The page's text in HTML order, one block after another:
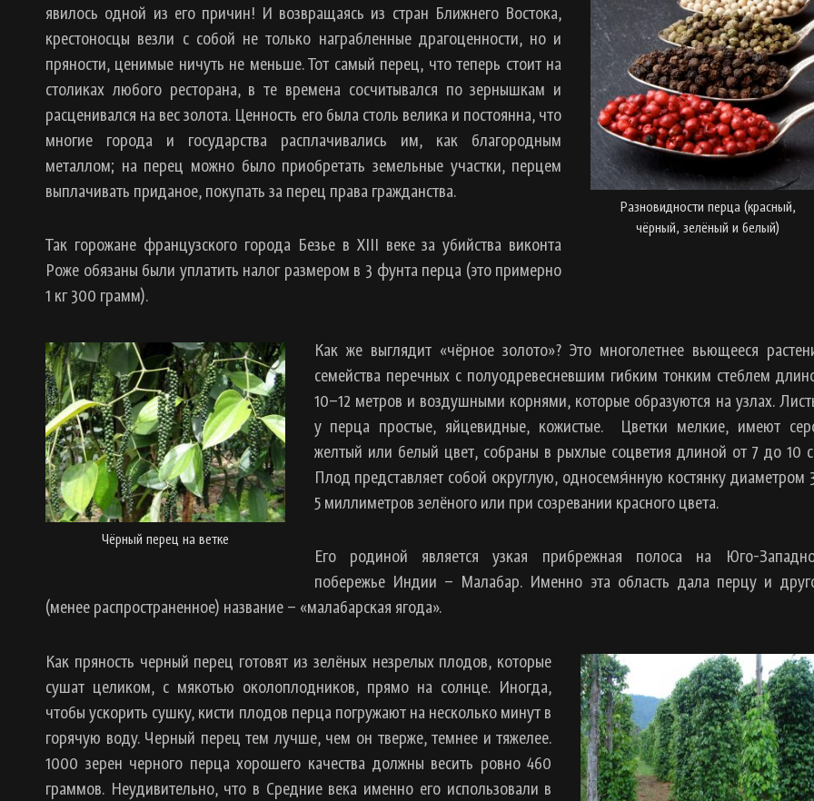
Разновидности перца (красный,
чёрный, зелёный и белый)
явилось одной из его причин! И возвращаясь из стран Ближнего Востока,
крестоносцы везли с собой не только награбленные драгоценности, но и
пряности, ценимые ничуть не меньше. Тот самый перец, что теперь стоит на
столиках любого ресторана, в те времена сосчитывался по зернышкам и
расценивался на вес золота. Ценность его была столь велика и постоянна, что
многие города и государства расплачивались им, как благородным
металлом; на перец можно было приобретать земельные участки, перцем
выплачивать приданое, покупать за перец права гражданства.
Так горожане французского города Безье в XIII веке за убийства виконта
Роже обязаны были уплатить налог размером в 3 фунта перца (это примерно
1 кг 300 грамм).
Чёрный перец на ветке
Как же выглядит «чёрное золото»? Это многолетнее вьющееся
семейства перечных с полуодревесневшим гибким тонким стеблем
10–12 метров и воздушными корнями, которые образуются на узлах.
у перца простые, яйцевидные, кожистые. Цветки мелкие, имеют
желтый или белый цвет, собраны в рыхлые соцветия длиной от 7 до 10
Плод представляет собой округлую, односемя́нную костянку диаметром
5 миллиметров зелёного или при созревании красного цвета.
Его родиной является узкая прибрежная полоса на Юго-
побережье Индии – Малабар. Именно эта область дала перцу и
(менее распространенное) название – «малабарская ягода».
Как пряность черный перец готовят из зелёных незрелых плодов, которые
сушат целиком, с мякотью околоплодников, прямо на солнце. Иногда,
чтобы ускорить сушку, кисти плодов перца погружают на несколько минут в
горячую воду. Черный перец тем лучше, чем он тверже, темнее и тяжелее.
1000 зерен черного перца хорошего качества должны весить ровно 460
граммов. Неудивительно, что в Средние века именно его использовали в